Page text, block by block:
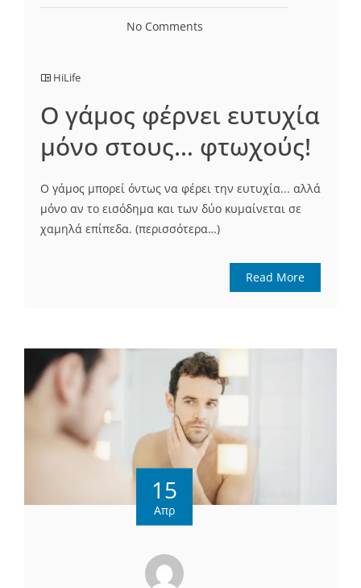
No Comments
HiLife
Ο γάμος φέρνει ευτυχία
μόνο στους… φτωχούς!
Ο γάμος μπορεί όντως να φέρει την ευτυχία... αλλά
μόνο αν το εισόδημα και των δύο κυμαίνεται σε
χαμηλά επίπεδα. (περισσότερα…)
Read More
15
Απρ